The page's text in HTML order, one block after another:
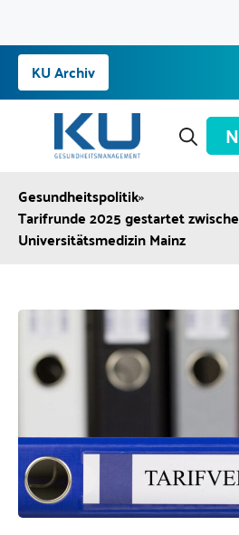
Zum
Inhalt
springen
KU Archiv
Gesundheitspolitik»
Tarifrunde 2025 gestartet
Universitätsmedizin Mainz